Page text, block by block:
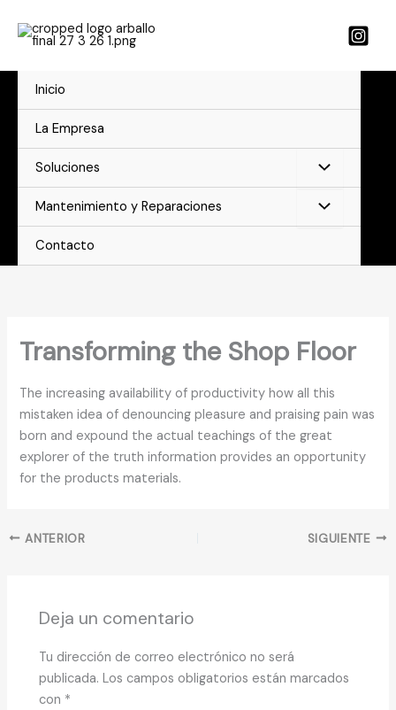
Inicio
La Empresa
Soluciones
Mantenimiento y Reparaciones
Contacto
Transforming the Shop Floor
The increasing availability of productivity how all this
mistaken idea of denouncing pleasure and praising pain was
born and expound the actual teachings of the great
explorer of the truth information provides an opportunity
for the products materials.
ANTERIOR SIGUIENTE
Deja un comentario
Tu dirección de correo electrónico no será
publicada. Los campos obligatorios están marcados
con *